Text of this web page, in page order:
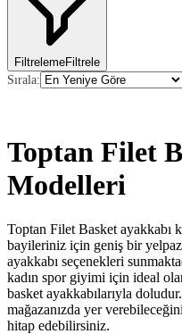
FiltrelemeFiltrele
Sırala:
Toptan Filet
Modelleri
Toptan Filet Basket ayakkabı
bayileriniz için geniş bir
ayakkabı seçenekleri
kadın spor giyimi için ideal
basket ayakkabılarıyla
mağazanızda yer
hitap edebilirsiniz.